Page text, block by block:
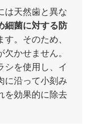
は天然歯と異な
細菌に対する防
す。そのため、
かせません。
シを使用し、イ
に沿って小刻み
を効果的に除去